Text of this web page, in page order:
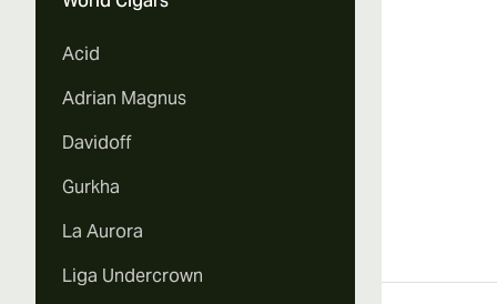
Acid
Adrian Magnus
Davidoff
Gurkha
La Aurora
Liga Undercrown